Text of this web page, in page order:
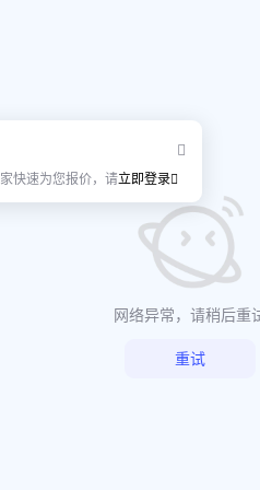
快速为您报价，请立即登录
网络异常，请稍后重
重试